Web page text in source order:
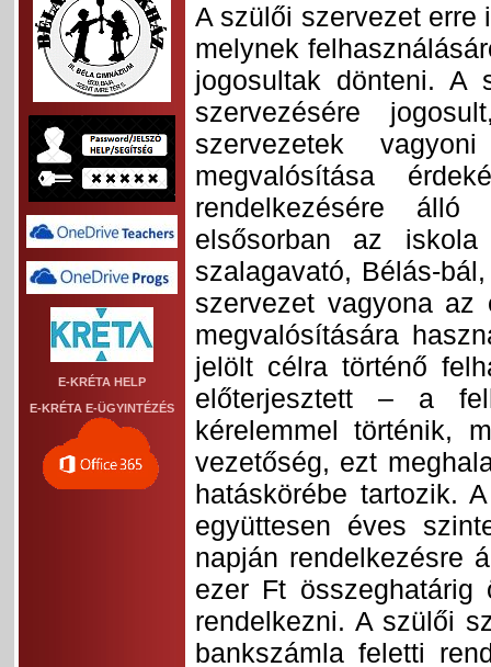
E-KRÉTA HELP
E-KRÉTA E-ÜGYINTÉZÉS
A szülői szervezet erre
melynek
jogosultak dönteni. A
szervezésére
szervezetek
megvalósítása
rendelkezésére álló
elsősorban az iskola
szalagavató, Bélás-
szervezet vagyona az
megvalósítására
jelölt célra történő
előterjesztett – a
kérelemmel történik,
vezetőség, ezt
hatáskörébe tartozik.
együttesen éves
napján rendelkezésre
ezer Ft összeghatárig
rendelkezni. A szülői
bankszámla feletti